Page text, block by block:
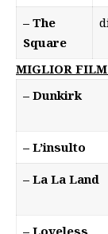
– The
Square
MIGLIOR
– Dunkirk
– L’insulto
– La La Land